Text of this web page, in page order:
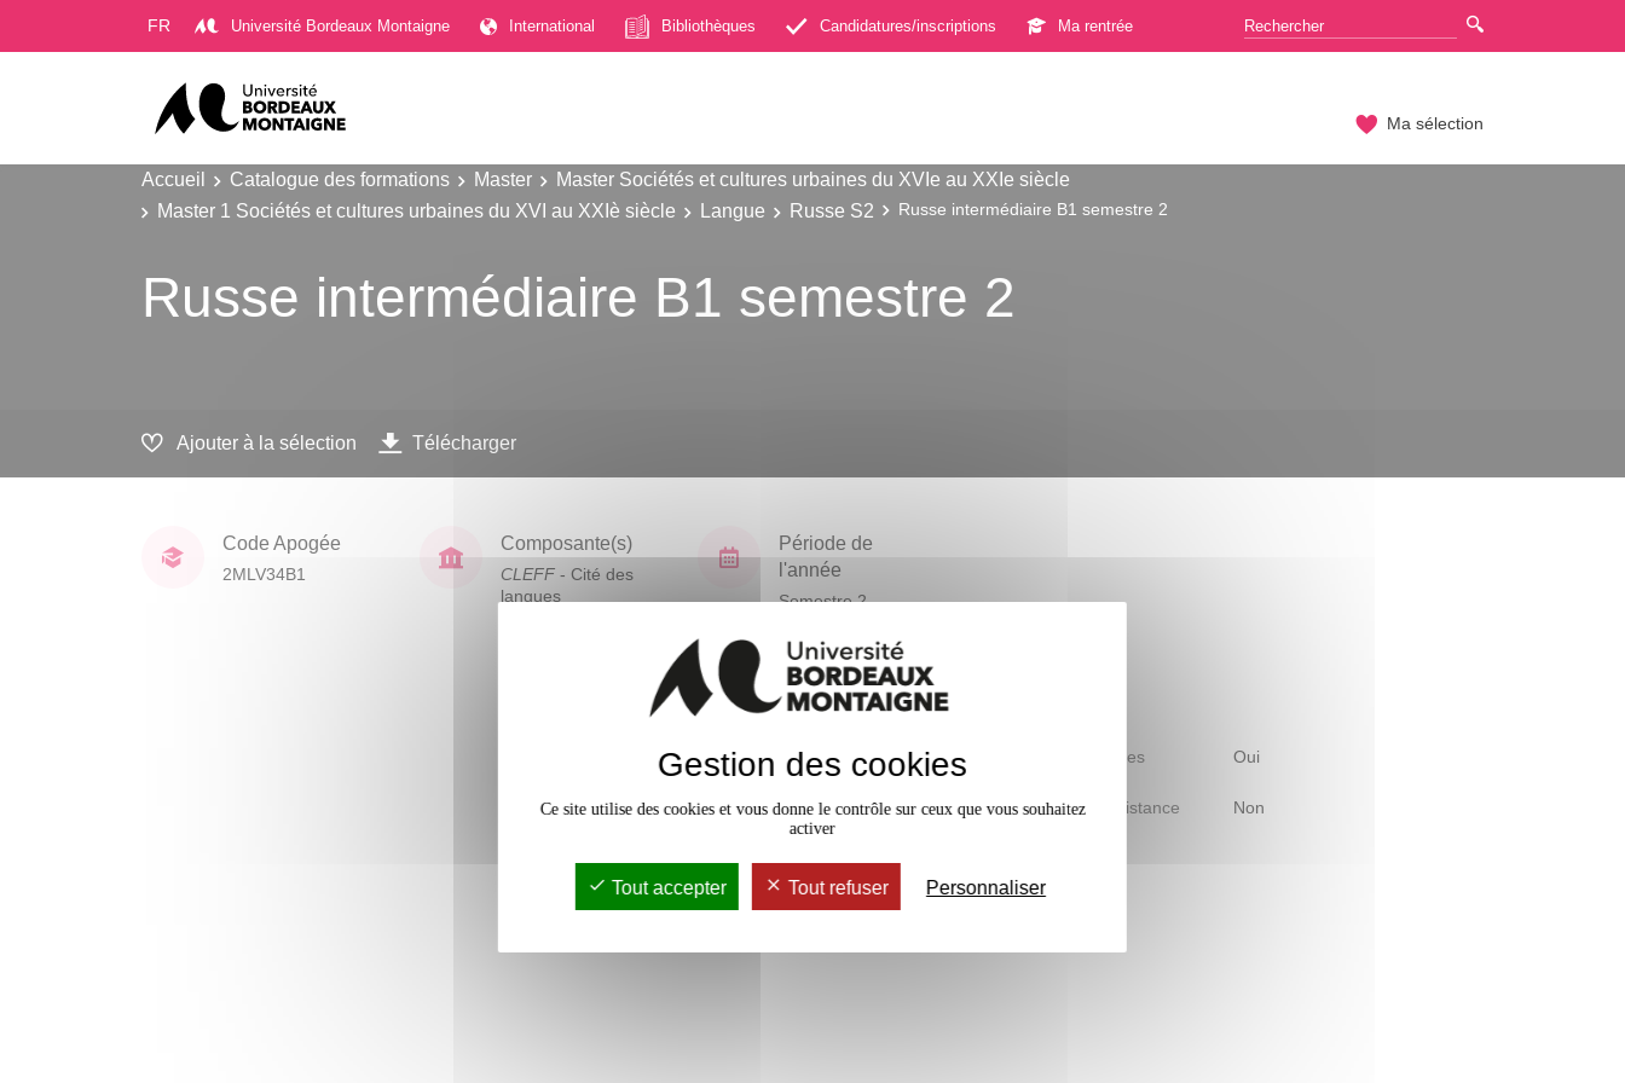
FR Université Bordeaux Montaigne International Bibliothèques Candidatures/inscriptions Ma rentrée
Ma sélection
Accueil Catalogue des formations Master
Master Sociétés et cultures urbaines du XVIe au XXIe siècle
Master 1 Sociétés et cultures urbaines du XVI au XXIè siècle
Langue Russe S2 Russe intermédiaire B1 semestre 2
Russe intermédiaire B1 semestre 2
Ajouter à la sélection Télécharger
Code Apogée
2MLV34B1
Composante(s)
CLEFF - Cité des
langues
Période de
l'année
Semestre 2
Mobilité d'études Oui
Accessible à distance Non
Gestion des cookies
Ce site utilise des cookies et vous donne le contrôle sur ceux que vous souhaitez
activer
Tout accepter Tout refuser Personnaliser